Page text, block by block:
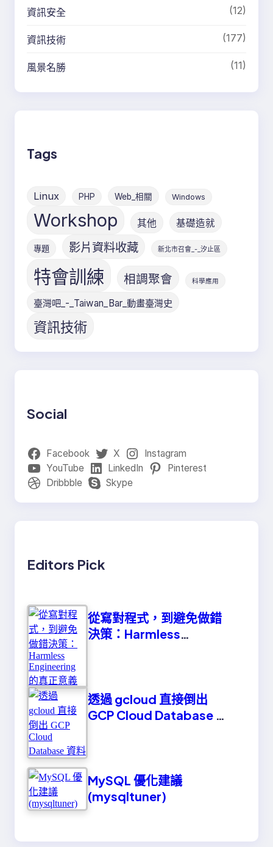
資訊安全 (12)
資訊技術 (177)
風景名勝 (11)
Tags
Linux PHP Web_相關 Windows
Workshop 其他 基礎造就
專題 影片資料收藏 新北市召會_-_汐止區
特會訓練 相調聚會 科學應用
臺灣吧_-_Taiwan_Bar_動畫臺灣史
資訊技術
Social
Facebook X
Instagram
YouTube
LinkedIn
Pinterest
Dribbble
Skype
Editors Pick
從寫對程式，到避免做錯
決策：Harmless
透過 gcloud 直接倒出
GCP Cloud Database 資
MySQL 優化建議
(mysqltuner)